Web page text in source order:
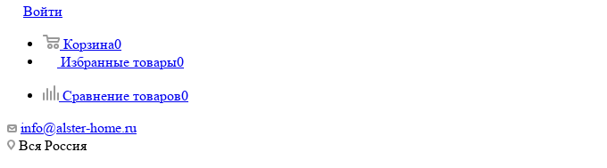
Войти
Корзина0
Избранные товары0
Сравнение товаров0
info@alster-home.ru
Вся Россия